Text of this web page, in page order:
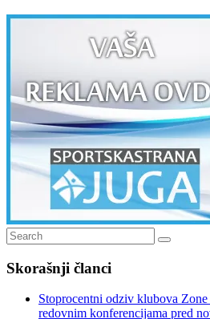
Search
for:
Search
Skorašnji članci
Stoprocentni odziv klubova
redovnim konferencijama pred